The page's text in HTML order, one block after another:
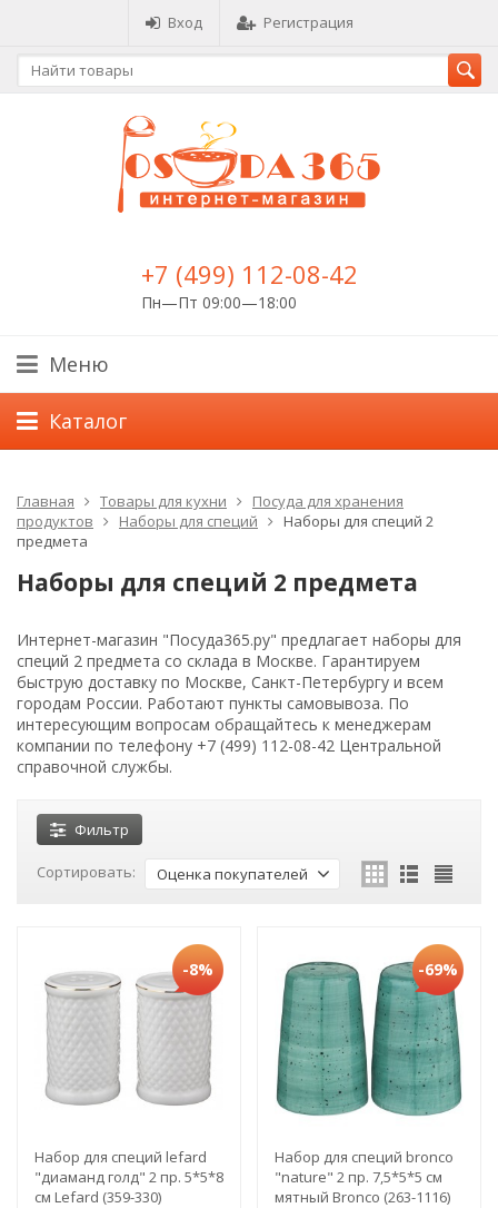
Вход Регистрация
+7 (499) 112-08-42
Пн—Пт 09:00—18:00
Меню
Каталог
Главная Товары для кухни
Посуда для хранения
продуктов
Наборы для специй
Наборы для специй 2
предмета
Наборы для специй 2 предмета
Интернет-магазин "Посуда365.ру" предлагает наборы для
специй 2 предмета со склада в Москве. Гарантируем
быструю доставку по Москве, Санкт-Петербургу и всем
городам России. Работают пункты самовывоза. По
интересующим вопросам обращайтесь к менеджерам
компании по телефону +7 (499) 112-08-42 Центральной
справочной службы.
Фильтр
Сортировать: Оценка покупателей
-8%
Набор для специй lefard
"диаманд голд" 2 пр. 5*5*8
см Lefard (359-330)
-69%
Набор для специй bronco
"nature" 2 пр. 7,5*5*5 см
мятный Bronco (263-1116)